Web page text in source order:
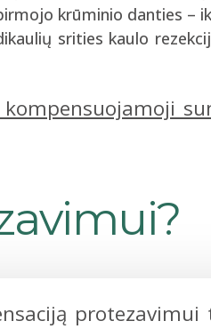
krūminio danties –
srities kaulo